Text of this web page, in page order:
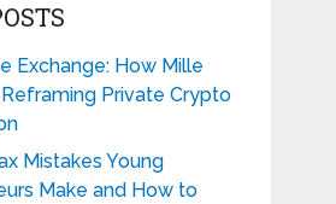
Exchange: How Mille
Reframing Private Crypto
Mistakes Young
Make and How to